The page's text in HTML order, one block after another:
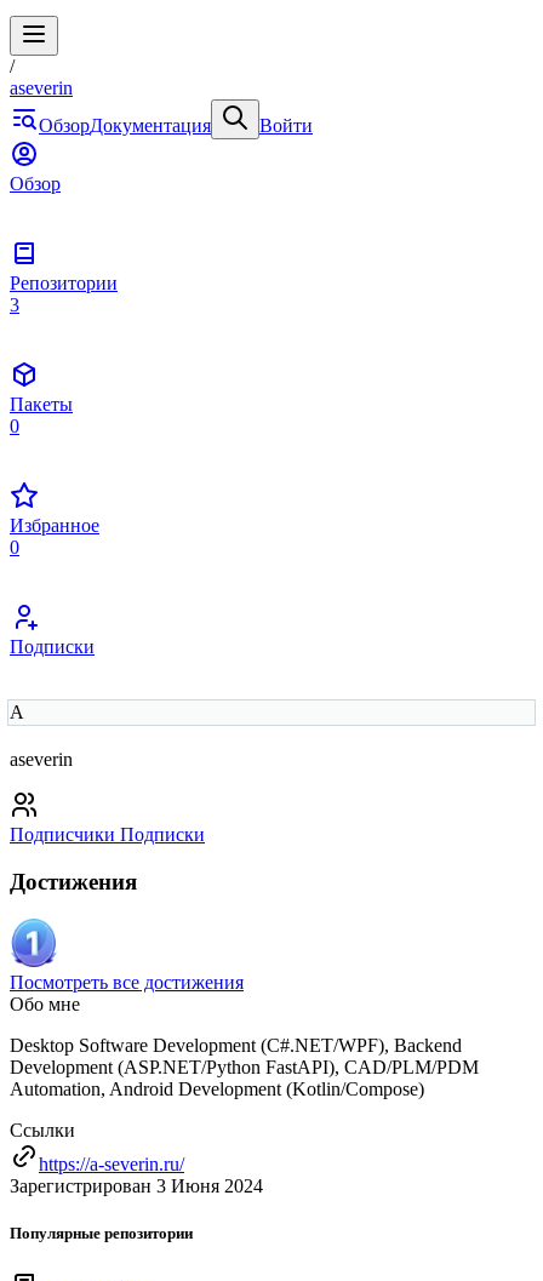
/
aseverin
ОбзорДокументация Войти
Обзор
Репозитории
3
Пакеты
0
Избранное
0
Подписки
A
aseverin
Подписчики Подписки
Достижения
Посмотреть все достижения
Обо мне
Desktop Software Development (C#.NET/WPF), Backend
Development (ASP.NET/Python FastAPI), CAD/PLM/PDM
Automation, Android Development (Kotlin/Compose)
Ссылки
https://a-severin.ru/
Зарегистрирован 3 Июня 2024
Популярные репозитории